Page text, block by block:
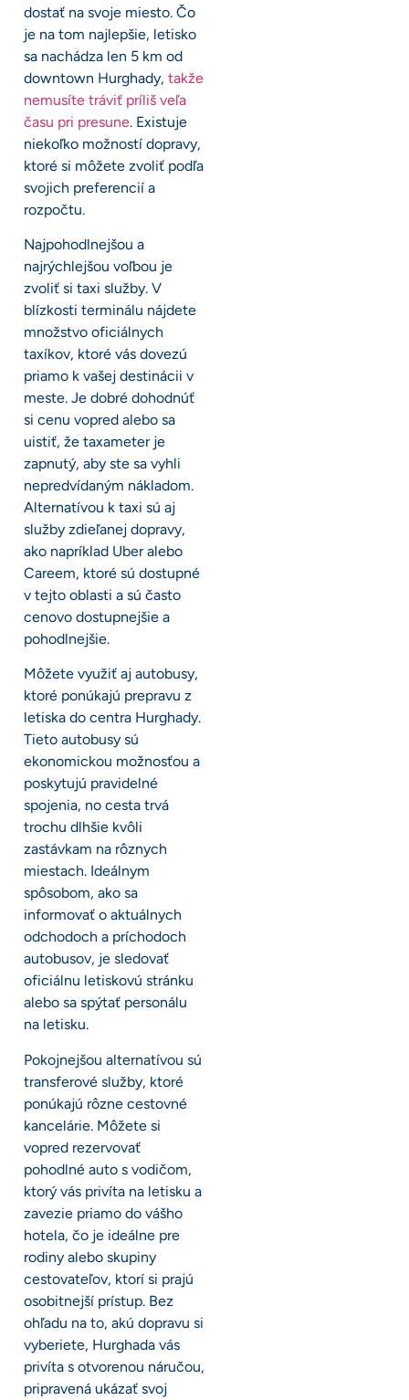
dostať na svoje miesto. Čo
je na tom najlepšie, letisko
sa nachádza len 5 km od
downtown Hurghady, takže
nemusíte tráviť príliš veľa
času pri presune. Existuje
niekoľko možností dopravy,
ktoré si môžete zvoliť podľa
svojich preferencií a
rozpočtu.
Najpohodlnejšou a
najrýchlejšou voľbou je
zvoliť si taxi služby. V
blízkosti terminálu nájdete
množstvo oficiálnych
taxíkov, ktoré vás dovezú
priamo k vašej destinácii v
meste. Je dobré dohodnúť
si cenu vopred alebo sa
uistiť, že taxameter je
zapnutý, aby ste sa vyhli
nepredvídaným nákladom.
Alternatívou k taxi sú aj
služby zdieľanej dopravy,
ako napríklad Uber alebo
Careem, ktoré sú dostupné
v tejto oblasti a sú často
cenovo dostupnejšie a
pohodlnejšie.
Môžete využiť aj autobusy,
ktoré ponúkajú prepravu z
letiska do centra Hurghady.
Tieto autobusy sú
ekonomickou možnosťou a
poskytujú pravidelné
spojenia, no cesta trvá
trochu dlhšie kvôli
zastávkam na rôznych
miestach. Ideálnym
spôsobom, ako sa
informovať o aktuálnych
odchodoch a príchodoch
autobusov, je sledovať
oficiálnu letiskovú stránku
alebo sa spýtať personálu
na letisku.
Pokojnejšou alternatívou sú
transferové služby, ktoré
ponúkajú rôzne cestovné
kancelárie. Môžete si
vopred rezervovať
pohodlné auto s vodičom,
ktorý vás privíta na letisku a
zavezie priamo do vášho
hotela, čo je ideálne pre
rodiny alebo skupiny
cestovateľov, ktorí si prajú
osobitnejší prístup. Bez
ohľadu na to, akú dopravu si
vyberiete, Hurghada vás
privíta s otvorenou náručou,
pripravená ukázať svoj